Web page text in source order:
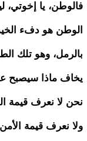
فالوطن، يا
الوطن هو دفء
بالرمل، وهو تلك
يخاف ماذا سيصبح
نحن لا نعرف قيمة
ولا نعرف قيمة